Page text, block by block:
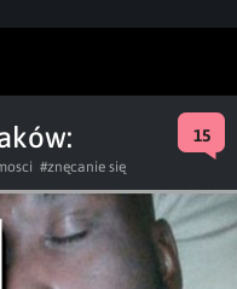
15
#znęcanie się